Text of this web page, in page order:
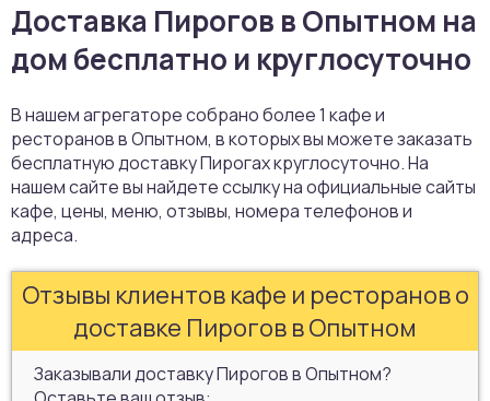
Доставка Пирогов в Опытном на
дом бесплатно и круглосуточно
В нашем агрегаторе собрано более 1 кафе и
ресторанов в Опытном, в которых вы можете заказать
бесплатную доставку Пирогах круглосуточно. На
нашем сайте вы найдете ссылку на официальные сайты
кафе, цены, меню, отзывы, номера телефонов и
адреса.
Отзывы клиентов кафе и ресторанов о
доставке Пирогов в Опытном
Заказывали доставку Пирогов в Опытном?